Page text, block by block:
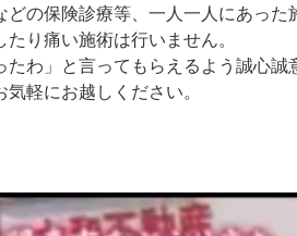
どの保険診療等、一人一人にあった
り痛い施術は行いません。
たわ」と言ってもらえるよう誠心
軽にお越しください。